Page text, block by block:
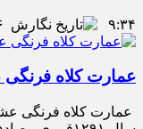
۹:۳۴
عمارت کلاه
عمارت کلاه فرنگی